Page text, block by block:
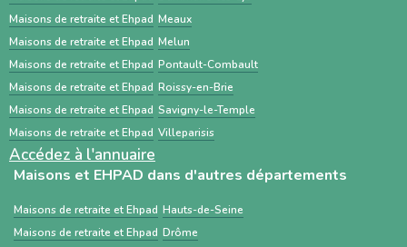
centré sur les demandes d’admission en
établissements médico-sociaux via un dossier
standardisé.
Maisons de retraite et Ehpad Meaux
Maisons de retraite et Ehpad Melun
Maisons de retraite et Ehpad Pontault-Combault
Maisons de retraite et Ehpad Roissy-en-Brie
Maisons de retraite et Ehpad Savigny-le-Temple
Maisons de retraite et Ehpad Villeparisis
Accédez à l'annuaire
Maisons et EHPAD dans d'autres départements
Maisons de retraite et Ehpad Hauts-de-Seine
Maisons de retraite et Ehpad Drôme